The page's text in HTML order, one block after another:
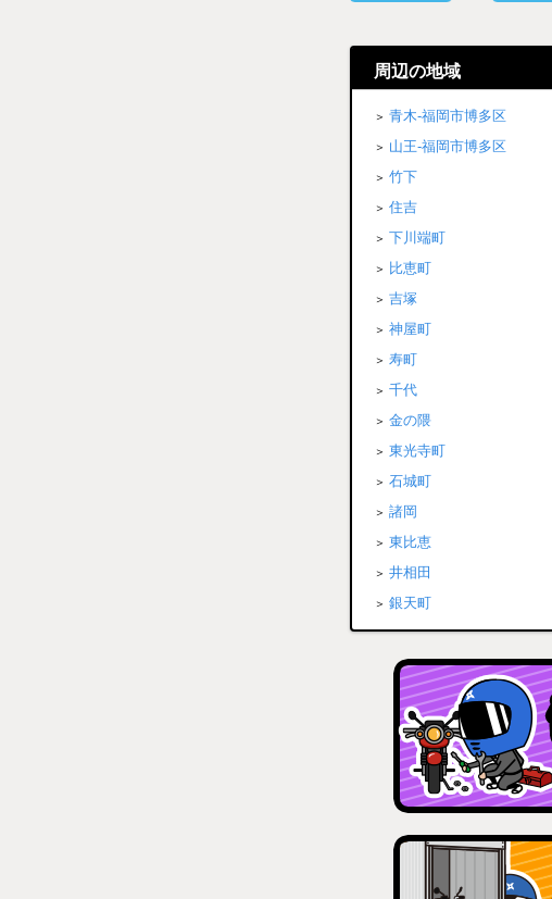
周辺の地域
青木-福岡市博多区
山王-福岡市博多区
竹下
住吉
下川端町
比恵町
吉塚
神屋町
寿町
千代
金の隈
東光寺町
石城町
諸岡
東比恵
井相田
銀天町